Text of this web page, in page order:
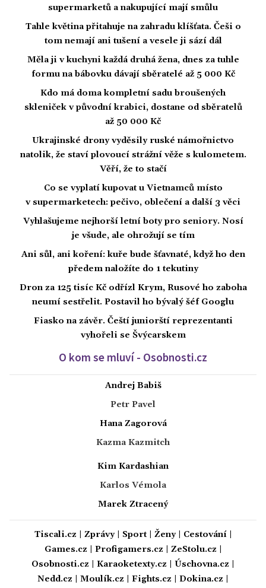
supermarketů a nakupující mají smůlu
Tahle květina přitahuje na zahradu klíšťata. Češi o
tom nemají ani tušení a vesele ji sází dál
Měla ji v kuchyni každá druhá žena, dnes za tuhle
formu na bábovku dávají sběratelé až 5 000 Kč
Kdo má doma kompletní sadu broušených
skleniček v původní krabici, dostane od sběratelů
až 50 000 Kč
Ukrajinské drony vyděsily ruské námořnictvo
natolik, že staví plovoucí strážní věže s kulometem.
Věří, že to stačí
Co se vyplatí kupovat u Vietnamců místo
v supermarketech: pečivo, oblečení a další 3 věci
Vyhlašujeme nejhorší letní boty pro seniory. Nosí
je všude, ale ohrožují se tím
Ani sůl, ani koření: kuře bude šťavnaté, když ho den
předem naložíte do 1 tekutiny
Dron za 125 tisíc Kč odřízl Krym, Rusové ho zaboha
neumí sestřelit. Postavil ho bývalý šéf Googlu
Fiasko na závěr. Čeští juniorští reprezentanti
vyhořeli se Švýcarskem
O kom se mluví - Osobnosti.cz
Andrej Babiš
Petr Pavel
Hana Zagorová
Kazma Kazmitch
Kim Kardashian
Karlos Vémola
Marek Ztracený
Tiscali.cz Zprávy| Sport| Ženy| Cestování|
Games.cz
Profigamers.cz ZeStolu.cz
Osobnosti.cz
Karaoketexty.cz Úschovna.cz
Nedd.cz
Moulík.cz Fights.cz Dokina.cz